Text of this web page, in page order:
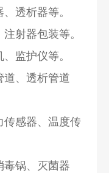
透析器等。
射器包装等。
监护仪等。
道、透析管道
传感器、温度传
毒锅、灭菌器